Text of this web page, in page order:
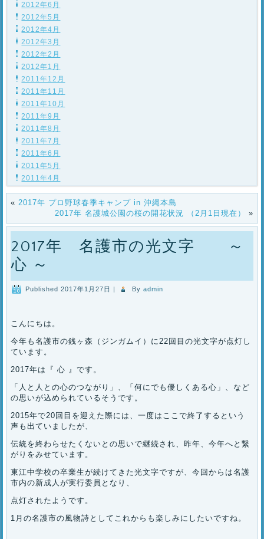
2012年6月
2012年5月
2012年4月
2012年3月
2012年2月
2012年1月
2011年12月
2011年11月
2011年10月
2011年9月
2011年8月
2011年7月
2011年6月
2011年5月
2011年4月
«2017年 プロ野球春季キャンプ in 沖縄本島
2017年 名護城公園の桜の開花状況 （2月1日現在）
»
2017年 名護市の光文字 ～
心 ～
Published 2017年1月27日 By admin
こんにちは。
今年も名護市の銭ヶ森（ジンガムイ）に22回目の光文字が点灯し
ています。
2017年は『 心 』です。
「人と人との心のつながり」、「何にでも優しくある心」、など
の思いが込められているそうです。
2015年で20回目を迎えた際には、一度はここで終了するという
声も出ていましたが、
伝統を終わらせたくないとの思いで継続され、昨年、今年へと繋
がりをみせています。
東江中学校の卒業生が続けてきた光文字ですが、今回からは名護
市内の新成人が実行委員となり、
点灯されたようです。
1月の名護市の風物詩としてこれからも楽しみにしたいですね。